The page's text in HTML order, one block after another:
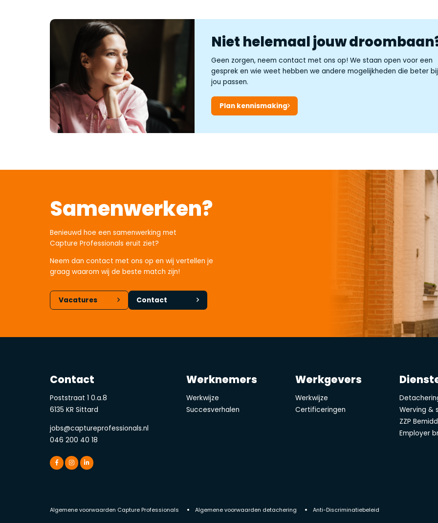
Niet helemaal jouw
Geen zorgen, neem contact met ons op! We staan open voor een
gesprek en wie weet hebben we andere mogelijkheden die beter bij
jou passen.
Plan kennismaking
Samenwerken?
Benieuwd hoe een samenwerking met
Capture Professionals eruit ziet?
Neem dan contact met ons op en wij vertellen je
graag waarom wij de beste match zijn!
Vacatures Contact
Contact
Poststraat 1 0.a.8
6135 KR Sittard
jobs@captureprofessionals.nl
046 200 40 18
Werknemers
Werkwijze
Succesverhalen
Werkgevers
Werkwijze
Certificeringen
Werving &
ZZP
Employer
Algemene voorwaarden Capture Professionals Algemene voorwaarden detachering Anti-Discriminatiebeleid